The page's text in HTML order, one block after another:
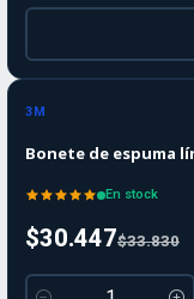
-10%
3M
Bonete de espuma
En stock
$30.447$33.830